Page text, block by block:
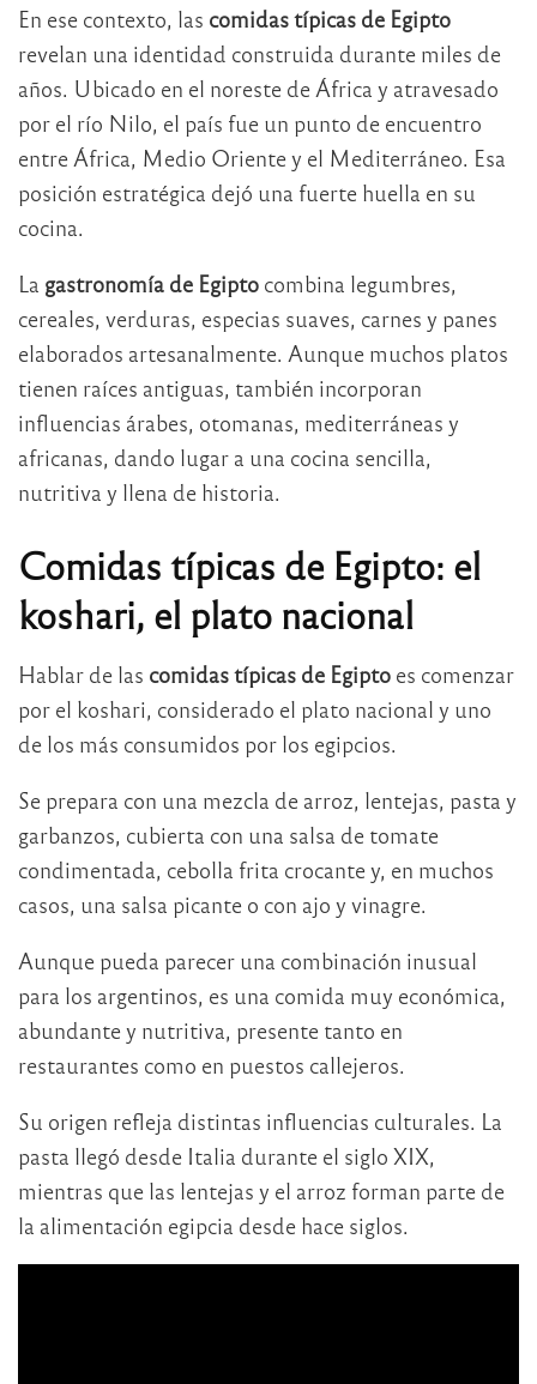
En ese contexto, las comidas típicas de Egipto
revelan una identidad construida durante miles de
años. Ubicado en el noreste de África y atravesado
por el río Nilo, el país fue un punto de encuentro
entre África, Medio Oriente y el Mediterráneo. Esa
posición estratégica dejó una fuerte huella en su
cocina.
La gastronomía de Egipto combina legumbres,
cereales, verduras, especias suaves, carnes y panes
elaborados artesanalmente. Aunque muchos platos
tienen raíces antiguas, también incorporan
influencias árabes, otomanas, mediterráneas y
africanas, dando lugar a una cocina sencilla,
nutritiva y llena de historia.
Comidas típicas de Egipto: el
koshari, el plato nacional
Hablar de las comidas típicas de Egipto es comenzar
por el koshari, considerado el plato nacional y uno
de los más consumidos por los egipcios.
Se prepara con una mezcla de arroz, lentejas, pasta y
garbanzos, cubierta con una salsa de tomate
condimentada, cebolla frita crocante y, en muchos
casos, una salsa picante o con ajo y vinagre.
Aunque pueda parecer una combinación inusual
para los argentinos, es una comida muy económica,
abundante y nutritiva, presente tanto en
restaurantes como en puestos callejeros.
Su origen refleja distintas influencias culturales. La
pasta llegó desde Italia durante el siglo XIX,
mientras que las lentejas y el arroz forman parte de
la alimentación egipcia desde hace siglos.